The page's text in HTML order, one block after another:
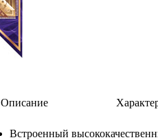
Описание
Встроенный